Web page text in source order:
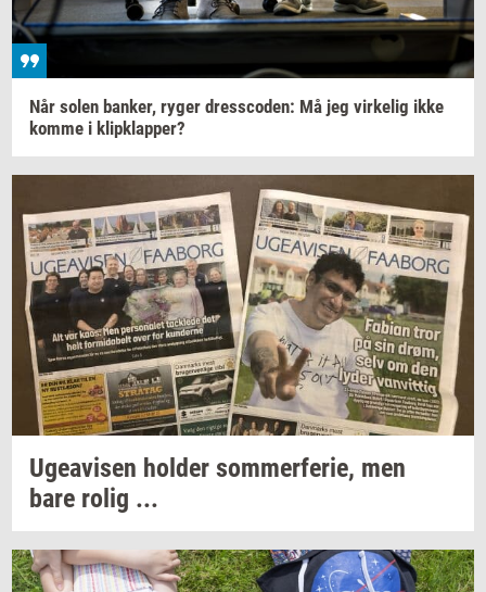
Når solen ban­ker, ryger dres­sco­den: Må jeg vir­ke­lig ikke
komme i klipklap­per?
Ugea­vi­sen hol­der som­mer­fe­rie, men
bare rolig ...